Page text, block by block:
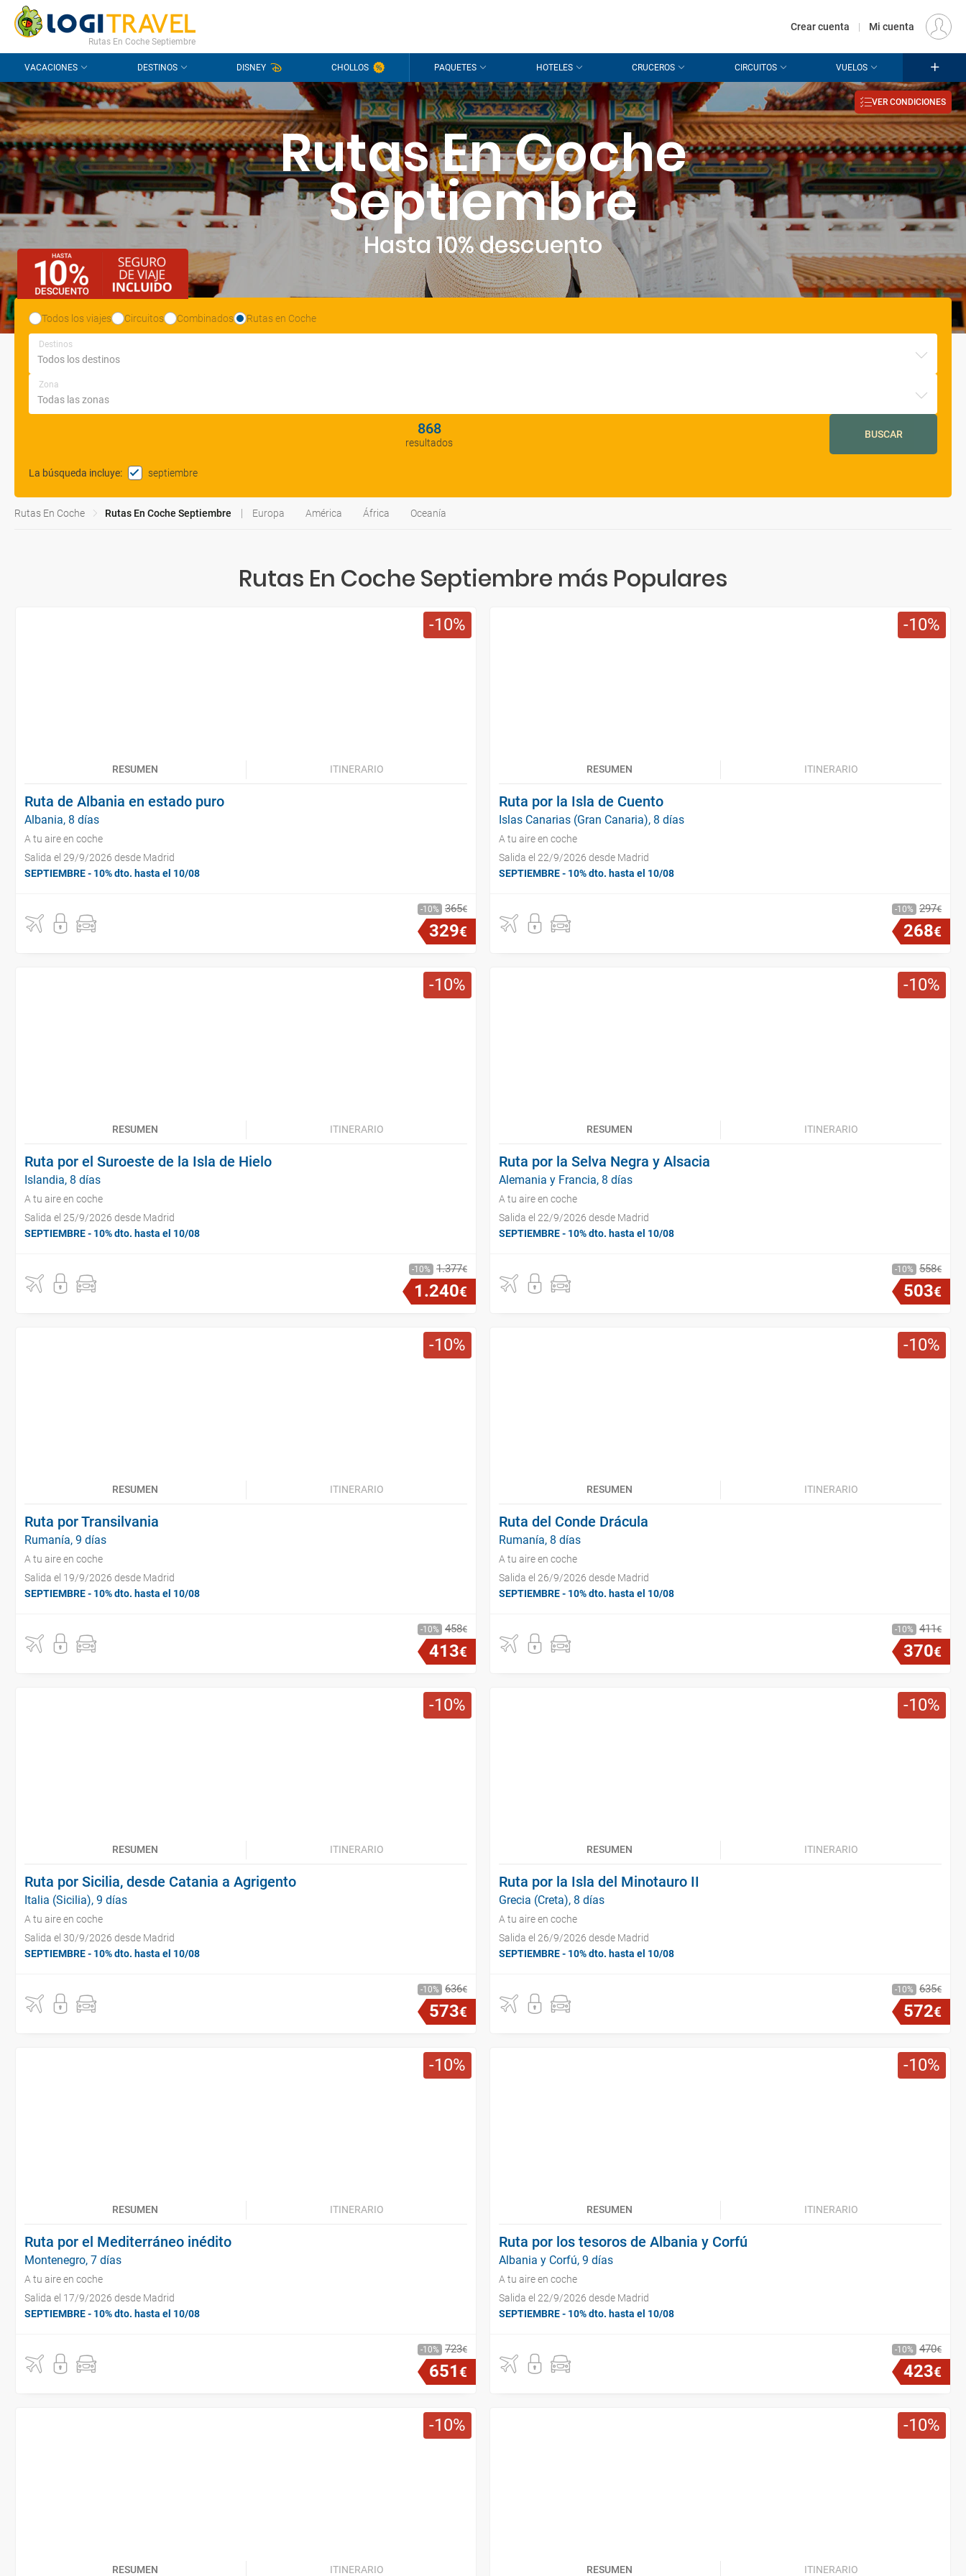
CONTACTO PREGUNTAS FRECUENTES EUR
Rutas En Coche Septiembre
Crear cuenta | Mi cuenta
VACACIONES DESTINOS DISNEY CHOLLOS PAQUETES HOTELES CRUCEROS CIRCUITOS VUELOS
Rutas En Coche
Septiembre
Hasta 10% descuento
VER CONDICIONES
Todos los viajes Circuitos Combinados Rutas en Coche
Destinos
Zona
868
resultados
BUSCAR
La búsqueda incluye: septiembre
Rutas En Coche Rutas En Coche Septiembre Europa América África Oceanía
Rutas En Coche Septiembre más Populares
10
RESUMEN ITINERARIO
Ruta de Albania en estado puro
Albania, 8 días
A tu aire en coche
Salida el 29/9/2026 desde Madrid
SEPTIEMBRE - 10% dto. hasta el 10/08
10 365€
329€
10
RESUMEN ITINERARIO
Ruta por la Isla de Cuento
Islas Canarias (Gran Canaria), 8 días
A tu aire en coche
Salida el 22/9/2026 desde Madrid
SEPTIEMBRE - 10% dto. hasta el 10/08
10 297€
268€
10
RESUMEN ITINERARIO
Ruta por el Suroeste de la Isla de Hielo
Islandia, 8 días
A tu aire en coche
Salida el 25/9/2026 desde Madrid
SEPTIEMBRE - 10% dto. hasta el 10/08
10 1.377€
1.240€
10
RESUMEN ITINERARIO
Ruta por la Selva Negra y Alsacia
Alemania y Francia, 8 días
A tu aire en coche
Salida el 22/9/2026 desde Madrid
SEPTIEMBRE - 10% dto. hasta el 10/08
10 558€
503€
10
RESUMEN ITINERARIO
Ruta por Transilvania
Rumanía, 9 días
A tu aire en coche
Salida el 19/9/2026 desde Madrid
SEPTIEMBRE - 10% dto. hasta el 10/08
10 458€
413€
10
RESUMEN ITINERARIO
Ruta del Conde Drácula
Rumanía, 8 días
A tu aire en coche
Salida el 26/9/2026 desde Madrid
SEPTIEMBRE - 10% dto. hasta el 10/08
10 411€
370€
10
RESUMEN ITINERARIO
Ruta por Sicilia, desde Catania a Agrigento
Italia (Sicilia), 9 días
A tu aire en coche
Salida el 30/9/2026 desde Madrid
SEPTIEMBRE - 10% dto. hasta el 10/08
10 636€
573€
10
RESUMEN ITINERARIO
Ruta por la Isla del Minotauro II
Grecia (Creta), 8 días
A tu aire en coche
Salida el 26/9/2026 desde Madrid
SEPTIEMBRE - 10% dto. hasta el 10/08
10 635€
572€
10
RESUMEN ITINERARIO
Ruta por el Mediterráneo inédito
Montenegro, 7 días
A tu aire en coche
Salida el 17/9/2026 desde Madrid
SEPTIEMBRE - 10% dto. hasta el 10/08
10 723€
651€
10
RESUMEN ITINERARIO
Ruta por los tesoros de Albania y Corfú
Albania y Corfú, 9 días
A tu aire en coche
Salida el 22/9/2026 desde Madrid
SEPTIEMBRE - 10% dto. hasta el 10/08
10 470€
423€
10
RESUMEN ITINERARIO
10
RESUMEN ITINERARIO